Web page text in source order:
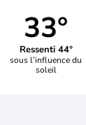
33°
Ressenti 44°
sous l’influence du
soleil